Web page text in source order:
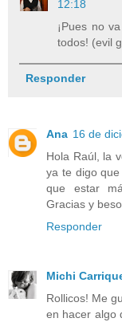
12:18
¡Pues no
todos! (evil
Responder
Ana 16 de
Hola Raúl, la
ya te digo
que estar
Gracias y
Responder
Michi
Rollicos! Me
en hacer algo